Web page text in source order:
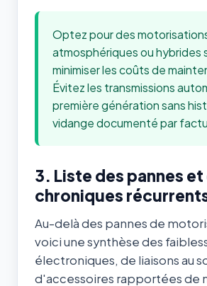
Optez pour des
atmosphériques ou hybrides
minimiser les coûts de
Évitez les transmissions
première génération sans
vidange documenté par
3. Liste des pannes
chroniques
Au-delà des pannes de
voici une synthèse des
électroniques, de liaisons au
d'accessoires rapportées de